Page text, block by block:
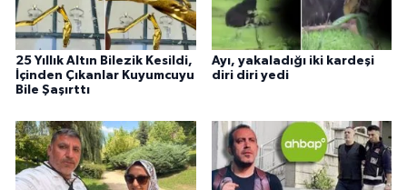
25 Yıllık Altın Bilezik Kesildi,
İçinden Çıkanlar Kuyumcuyu
Bile Şaşırttı
Ayı, yakaladığı iki kardeşi
diri diri yedi